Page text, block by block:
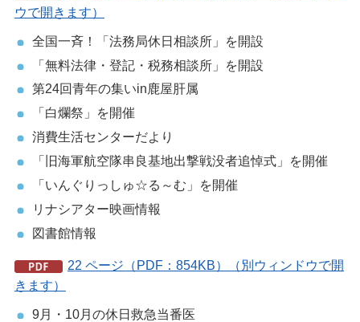
ウで開きます）
全国一斉！「法務局休日相談所」を開設
「無料法律・登記・税務相談所」を開設
第24回青年の集いin鹿屋肝属
「白爛祭」を開催
消費生活センターだより
「旧海軍航空隊串良基地出撃戦没者追悼式」を開催
「いんぐりっしゅ☆る～む」を開催
リナシアター映画情報
図書館情報
22 ページ（PDF：854KB）（別ウィンドウで開
きます）
9月・10月の休日救急当番医